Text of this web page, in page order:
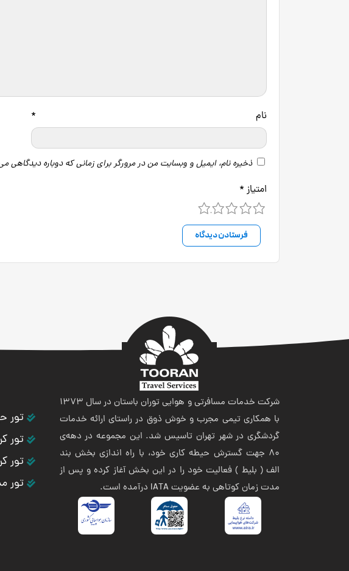
نام *
ذخیره نام، ایمیل و وبسایت من در مرورگر برای زمانی که دوباره دیدگاهی
امتیاز *
4 3 2 1
شرکت خدمات مسافرتی و هوایی توران باستان در سال 1373
با همکاری تیمی مجرب و خوش ذوق در راستای ارائه خدمات
گردشگری در شهر تهران تاسیس شد. این مجموعه در دهه‌ی
80 جهت گسترش حیطه کاری خود، با راه اندازی بخش بند
الف ( بلیط ) فعالیت خود را در این بخش آغاز کرده و پس از
مدت زمان کوتاهی به عضویت IATA درآمده است.
تور
تور
تور
تور